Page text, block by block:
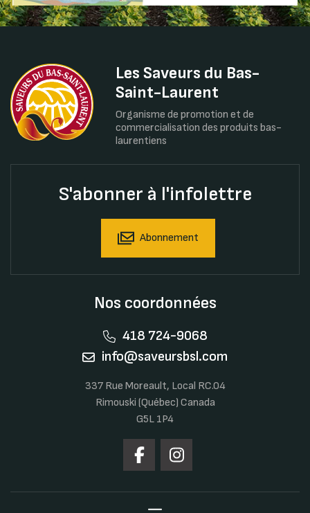
Les Saveurs du Bas-
Saint-Laurent
Organisme de promotion et de
commercialisation des produits bas-
laurentiens
S'abonner à l'infolettre
Abonnement
Nos coordonnées
418 724-9068
info@saveursbsl.com
337 Rue Moreault, Local RC.04
Rimouski (Québec) Canada
G5L 1P4